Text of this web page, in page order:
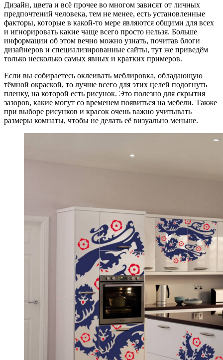
Дизайн, цвета и всё прочее во многом зависят от личных
предпочтений человека, тем не менее, есть установленные
факторы, которые в какой-то мере являются общими для всех
и игнорировать какие чаще всего просто нельзя. Больше
информации об этом вечно можно узнать, почитав блоги
дизайнеров и специализированные сайты, тут же приведём
только несколько самых явных и кратких примеров.
Если вы собираетесь оклеивать меблировка, обладающую
тёмной окраской, то лучше всего для этих целей подогнуть
пленку, на которой есть рисунок. Это полезно для скрытия
зазоров, какие могут со временем появиться на мебели. Также
при выборе рисунков и красок очень важно учитывать
размеры комнаты, чтобы не делать её визуально меньше.